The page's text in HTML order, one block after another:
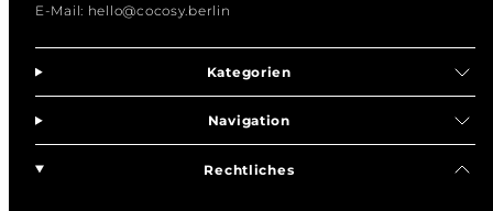
E-Mail: hello@cocosy.berlin
Kategorien
Navigation
Rechtliches